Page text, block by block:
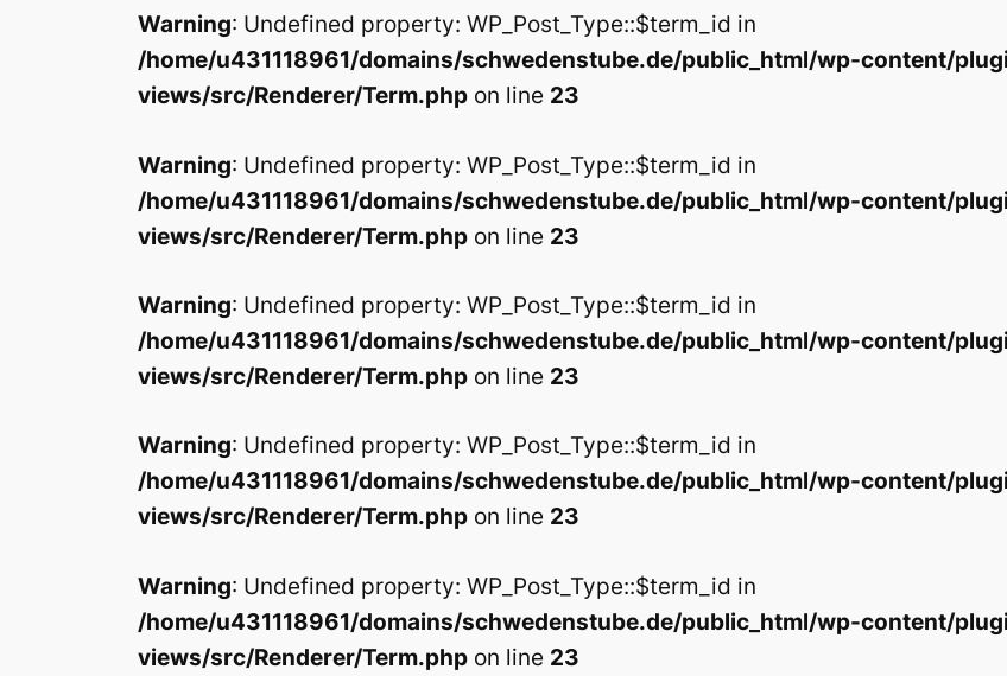
Warning: Undefined property: WP_Post_Type::$term_id in
/home/u431118961/domains/schwedenstube.de/public_html/wp-content/
views/src/Renderer/Term.phpon line 23
Warning: Undefined property: WP_Post_Type::$term_id in
/home/u431118961/domains/schwedenstube.de/public_html/wp-content/
views/src/Renderer/Term.phpon line 23
Warning: Undefined property: WP_Post_Type::$term_id in
/home/u431118961/domains/schwedenstube.de/public_html/wp-content/
views/src/Renderer/Term.phpon line 23
Warning: Undefined property: WP_Post_Type::$term_id in
/home/u431118961/domains/schwedenstube.de/public_html/wp-content/
views/src/Renderer/Term.phpon line 23
Warning: Undefined property: WP_Post_Type::$term_id in
/home/u431118961/domains/schwedenstube.de/public_html/wp-content/
views/src/Renderer/Term.phpon line 23